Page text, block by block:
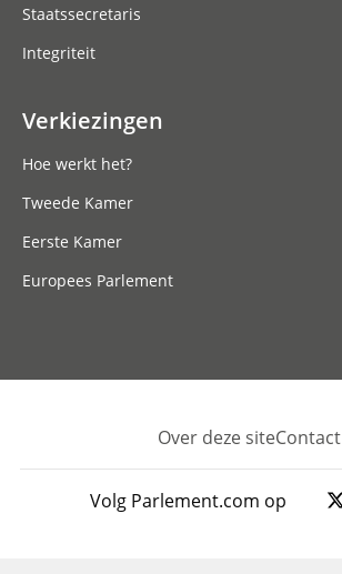
Staatssecretaris
Integriteit
Verkiezingen
Hoe werkt het?
Tweede Kamer
Eerste Kamer
Europees Parlement
Footer
Over deze siteContact
Volg Parlement.com op